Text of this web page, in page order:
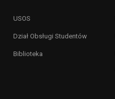
USOS
Dział Obsługi Studentów
Biblioteka